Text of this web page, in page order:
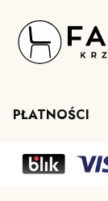
PŁATNOŚCI